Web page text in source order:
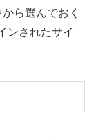
ら選んでおく
ンされたサイ